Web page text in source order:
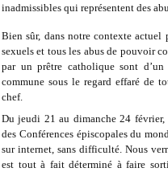
inadmissibles qui représentent des
Bien sûr, dans notre contexte actuel
sexuels et tous les abus de pouvoir
par un prêtre catholique sont
commune sous le regard effaré de
chef.
Du jeudi 21 au dimanche 24 février,
des Conférences épiscopales du
sur internet, sans difficulté. Nous
est tout à fait déterminé à faire